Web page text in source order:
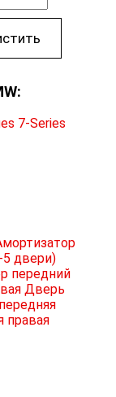
7-Series
двери)
передний
Дверь
правая